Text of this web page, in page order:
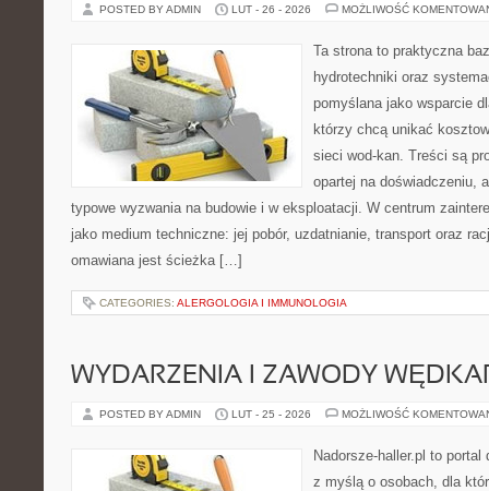
POSTED BY ADMIN LUT - 26 - 2026 MOŻLIWOŚĆ
Ta strona to praktyczna
hydrotechniki oraz
pomyślana jako wsparcie
którzy chcą unikać
sieci wod-kan. Treści są
opartej na doświadczeniu,
typowe wyzwania na budowie i w eksploatacji. W centrum
jako medium techniczne: jej pobór, uzdatnianie, transport oraz
omawiana jest ścieżka […]
CATEGORIES: ALERGOLOGIA I IMMUNOLOGIA
WYDARZENIA I ZAWODY
POSTED BY ADMIN LUT - 25 - 2026 MOŻLIWOŚĆ
Nadorsze-haller.pl to portal
z myślą o osobach, dla